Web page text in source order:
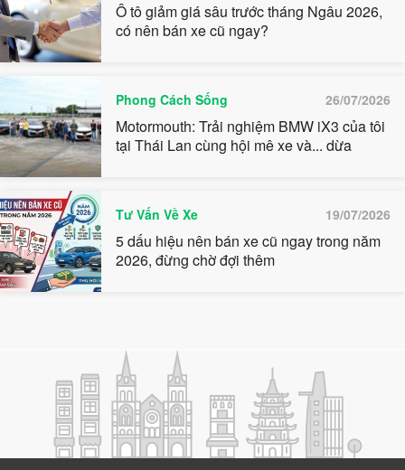
Ô tô giảm giá sâu trước tháng Ngâu 2026,
có nên bán xe cũ ngay?
Phong Cách Sống 26/07/2026
Motormouth: Trải nghiệm BMW iX3 của tôi
tại Thái Lan cùng hội mê xe và... dừa
Tư Vấn Về Xe 19/07/2026
5 dấu hiệu nên bán xe cũ ngay trong năm
2026, đừng chờ đợi thêm